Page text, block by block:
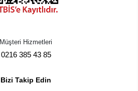
Müşteri Hizmetleri
0216 385 43 85
Bizi Takip Edin